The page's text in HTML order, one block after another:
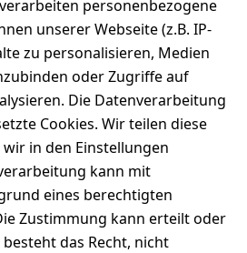
personenbezogene
unserer Webseite (z.B. IP-
zu personalisieren, Medien
oder Zugriffe auf
Die Datenverarbeitung
Cookies. Wir teilen diese
in den Einstellungen
kann mit
eines berechtigten
Zustimmung kann erteilt oder
das Recht, nicht
m
e
i
s
r.